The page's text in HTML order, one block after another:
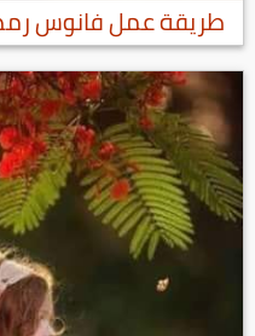
طريقة عمل فانوس